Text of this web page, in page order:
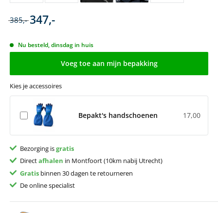
385,- 347,-
Nu besteld, dinsdag in huis
Voeg toe aan mijn bepakking
Kies je accessoires
Bepakt's handschoenen 17,00
Bezorging isgratis
Directafhalen in Montfoort (10km nabij Utrecht)
Gratisbinnen 30 dagen te retourneren
De online specialist